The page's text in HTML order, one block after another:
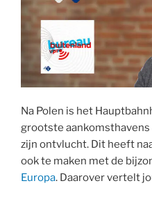
Na Polen is het
grootste aankomsthavens
zijn ontvlucht. Dit heeft
ook te maken met de
Europa. Daarover vertelt